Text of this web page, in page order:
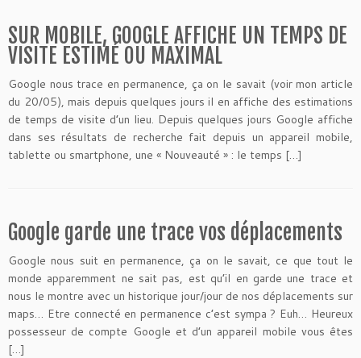
SUR MOBILE, GOOGLE AFFICHE UN TEMPS DE
VISITE ESTIMÉ OU MAXIMAL
Google nous trace en permanence, ça on le savait (voir mon article
du 20/05), mais depuis quelques jours il en affiche des estimations
de temps de visite d’un lieu. Depuis quelques jours Google affiche
dans ses résultats de recherche fait depuis un appareil mobile,
tablette ou smartphone, une « Nouveauté » : le temps […]
Google garde une trace vos déplacements
Google nous suit en permanence, ça on le savait, ce que tout le
monde apparemment ne sait pas, est qu’il en garde une trace et
nous le montre avec un historique jour/jour de nos déplacements sur
maps… Etre connecté en permanence c’est sympa ? Euh… Heureux
possesseur de compte Google et d’un appareil mobile vous êtes
[…]